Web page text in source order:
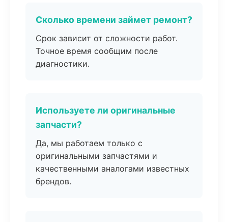
Сколько времени займет ремонт?
Срок зависит от сложности работ.
Точное время сообщим после
диагностики.
Используете ли оригинальные
запчасти?
Да, мы работаем только с
оригинальными запчастями и
качественными аналогами известных
брендов.